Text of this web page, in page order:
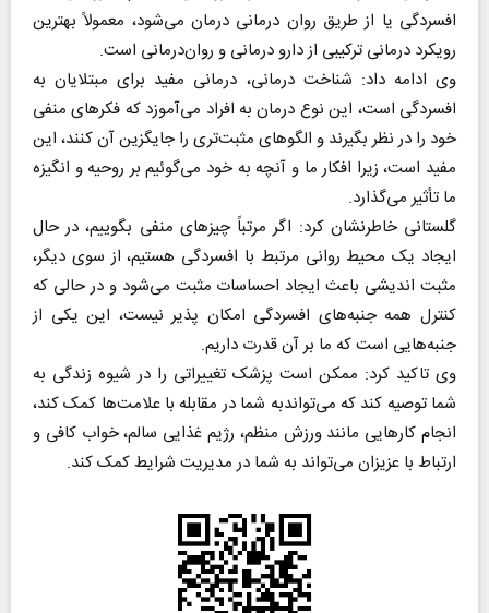
افسردگی یا از طریق روان درمانی درمان می‌شود، معمولاً بهترین
رویکرد درمانی ترکیبی از دارو درمانی و روان‌درمانی است.
وی ادامه داد: شناخت درمانی، درمانی مفید برای مبتلایان به
افسردگی است، این نوع درمان به افراد می‌آموزد که فکر‌های منفی
خود را در نظر بگیرند و الگو‌های مثبت‌تری را جایگزین آن کنند، این
مفید است، زیرا افکار ما و آنچه به خود می‌گوئیم بر روحیه و انگیزه
ما تأثیر می‌گذارد.
گلستانی خاطرنشان کرد: اگر مرتباً چیز‌های منفی بگوییم، در حال
ایجاد یک محیط روانی مرتبط با افسردگی هستیم، از سوی دیگر،
مثبت اندیشی باعث ایجاد احساسات مثبت می‌شود و در حالی که
کنترل همه جنبه‌های افسردگی امکان پذیر نیست، این یکی از
جنبه‌هایی است که ما بر آن قدرت داریم.
وی تاکید کرد: ممکن است پزشک تغییراتی را در شیوه زندگی به
شما توصیه کند که می‌تواندبه شما در مقابله با علامت‌ها کمک کند،
انجام کار‌هایی مانند ورزش منظم، رژیم غذایی سالم، خواب کافی و
ارتباط با عزیزان می‌تواند به شما در مدیریت شرایط کمک کند.